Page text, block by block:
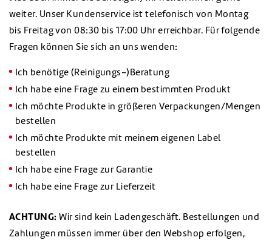
weiter. Unser Kundenservice ist telefonisch von Montag
bis Freitag von 08:30 bis 17:00 Uhr erreichbar. Für folgende
Fragen können Sie sich an uns wenden:
Ich benötige (Reinigungs-)Beratung
Ich habe eine Frage zu einem bestimmten Produkt
Ich möchte Produkte in größeren Verpackungen/Mengen
bestellen
Ich möchte Produkte mit meinem eigenen Label
bestellen
Ich habe eine Frage zur Garantie
Ich habe eine Frage zur Lieferzeit
ACHTUNG: Wir sind kein Ladengeschäft. Bestellungen und
Zahlungen müssen immer über den Webshop erfolgen,